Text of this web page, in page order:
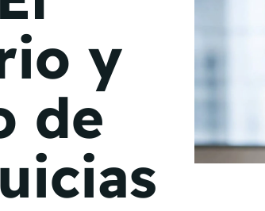
Madrid 2026 2 -
22 de octubre
Barcelona 2026 2 -
05 de noviembre
y
de